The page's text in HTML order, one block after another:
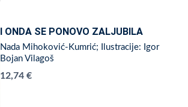
I ONDA SE PONOVO ZALJUBILA
Nada Mihoković-Kumrić; Ilustracije: Igor
Bojan Vilagoš
12,74 €